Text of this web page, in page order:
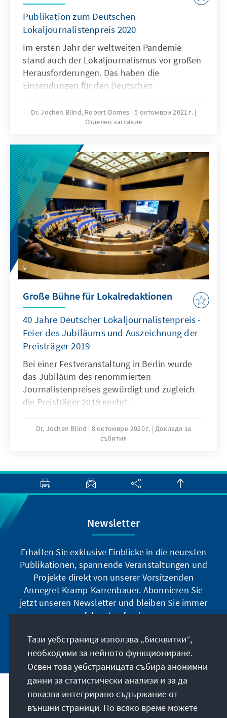
Publikation zum Deutschen
Lokaljournalistenpreis 2020
Im ersten Jahr der weltweiten Pandemie
stand auch der Lokaljournalismus vor großen
Herausforderungen. Das haben die
Einsendungen für den Deutschen
gezeigt. Doch auch die Vielfalt der anderen,
gesellschaftlich höchst relevanten Themen,
ist bemerkenswert.
Dr. Jochen Blind, Robert Domes 5 октомври 2021 г.
Отделно заглавие
Große Bühne für Lokalredaktionen
40 Jahre Deutscher Lokaljournalistenpreis -
Feier des Jubiläums und Auszeichnung der
Preisträger 2019
Bei einer Festveranstaltung in Berlin wurde
das Jubiläum des renommierten
Journalistenpreises gewürdigt und zugleich
die Preisträger 2019 geehrt.
Dr. Jochen Blind 8 октомври 2020 г. Доклади за
събития
Newsletter
Erhalten Sie exklusive Einblicke in die neuesten
Publikationen, spannende Veranstaltungen und
Projekte direkt von unserer Vorsitzenden
Annegret Kramp-Karrenbauer. Abonnieren Sie
jetzt unseren Newsletter und bleiben Sie immer
auf dem Laufenden.
Jetzt abonnieren
Нашата мисия
Тази уебстраница използва „бисквитки“,
необходими за нейното функциониране.
Освен това уебстраницата събира анонимни
данни за статистически анализи и за да
показва интегрирано съдържание от
външни страници. По всяко време можете